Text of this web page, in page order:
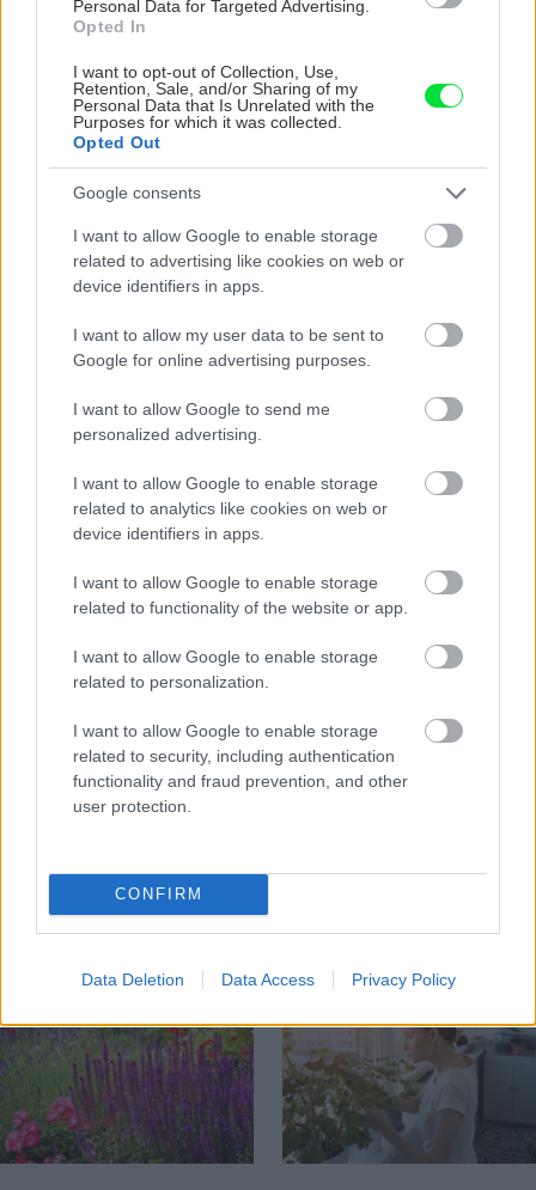
Personal Data for Targeted Advertising.
Opted In
I want to opt-out of Collection, Use,
Retention, Sale, and/or Sharing of my
Personal Data that Is Unrelated with the
Purposes for which it was collected.
Opted Out
Google consents
I want to allow Google to enable storage
related to advertising like cookies on web or
device identifiers in apps.
I want to allow my user data to be sent to
Google for online advertising purposes.
I want to allow Google to send me
personalized advertising.
I want to allow Google to enable storage
related to analytics like cookies on web or
device identifiers in apps.
I want to allow Google to enable storage
related to functionality of the website or app.
I want to allow Google to enable storage
related to personalization.
I want to allow Google to enable storage
related to security, including authentication
functionality and fraud prevention, and other
user protection.
CONFIRM
Data Deletion Data Access Privacy Policy
VIDEO
Chcete dominantu interiéru,
ktorá pritiahne pohľady?
orechové svietidlo
Prečo klasická
ZÁHRADA
panašovanými listami,
ktoré dodajú vášmu
záhonu celosezónny
sucho a teplo? Tieto